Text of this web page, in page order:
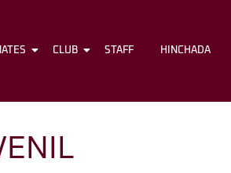
BÁSQUET GRANATES CLUB STAFF
CLUB STAFF HINCHADA